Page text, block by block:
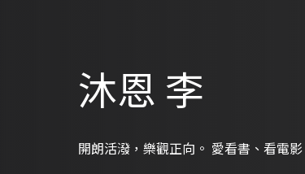
沐恩 李
開朗活潑，樂觀正向。 愛看書、看電